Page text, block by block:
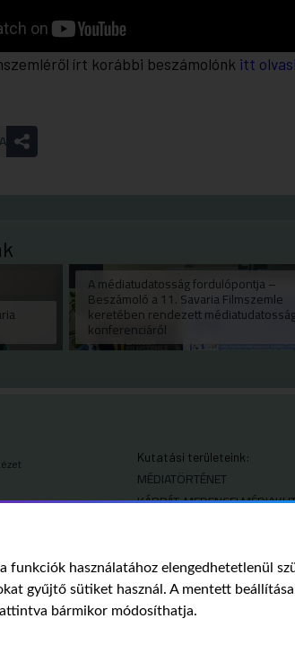
írt korábbi beszámolónk itt
A médiatudatosság fordulópontja –
Beszámoló a 11. Savaria Filmszemle
keretében rendezett
konferenciáról
funkciók használatához elengedhetetlenül
gyűjtő sütiket használ. A mentett
bármikor módosíthatja.
Kutatási területeink:
MÉDIATÖRTÉNET
KÁRPÁT-MEDENCEI